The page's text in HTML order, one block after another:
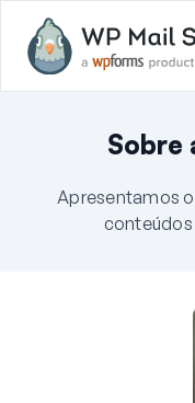
Sobre
Apresentamos